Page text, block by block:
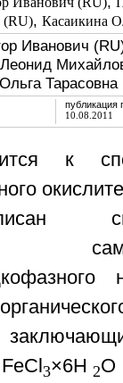
(RU), Касаикина
Иванович
Тарасовна
публикация
10.08.2011
к
3×6H 2O